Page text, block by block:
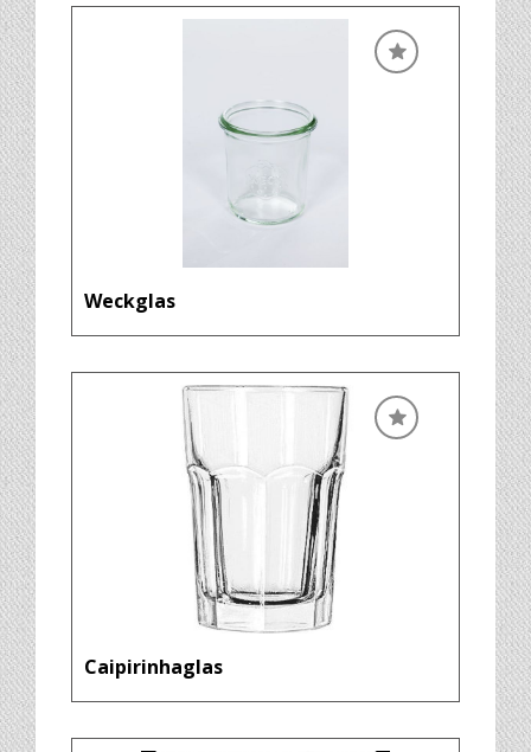
Weckglas
Caipirinhaglas